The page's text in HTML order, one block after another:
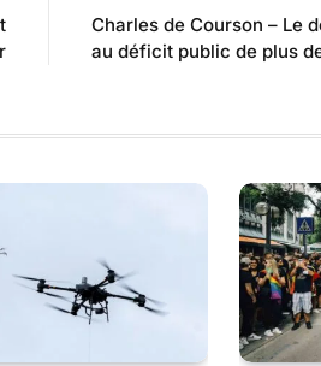
Charles de Courson – Le
au déficit public de plus